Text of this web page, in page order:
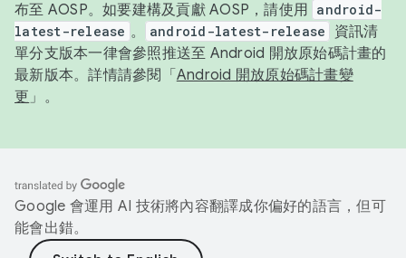
布至 AOSP。如要建構及貢獻 AOSP，請使用 android-
latest-release 。 android-latest-release
資訊清
單分支版本一律會參照推送至 Android 開放原始碼計畫的
最新版本。詳情請參閱「 Android 開放原始碼計畫變
更 」。
Google 會運用 AI 技術將內容翻譯成你偏好的語言，但可
能會出錯。